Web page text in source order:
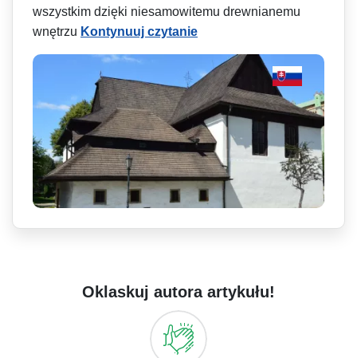
wszystkim dzięki niesamowitemu drewnianemu
wnętrzu Kontynuuj czytanie
Oklaskuj autora artykułu!